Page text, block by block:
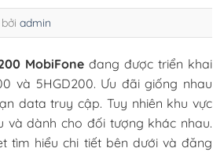
bởi admin
MobiFone đang được triển khai
và 5HGD200. Ưu đãi giống nhau
data truy cập. Tuy nhiên khu vực
và dành cho đối tượng khác nhau.
tìm hiểu chi tiết bên dưới và đăng